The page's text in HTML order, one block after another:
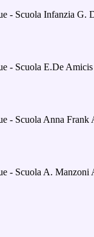
- Scuola Infanzia G.
- Scuola E.De
- Scuola Anna Frank
- Scuola A. Manzoni